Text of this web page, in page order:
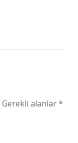
Gerekli alanlar*